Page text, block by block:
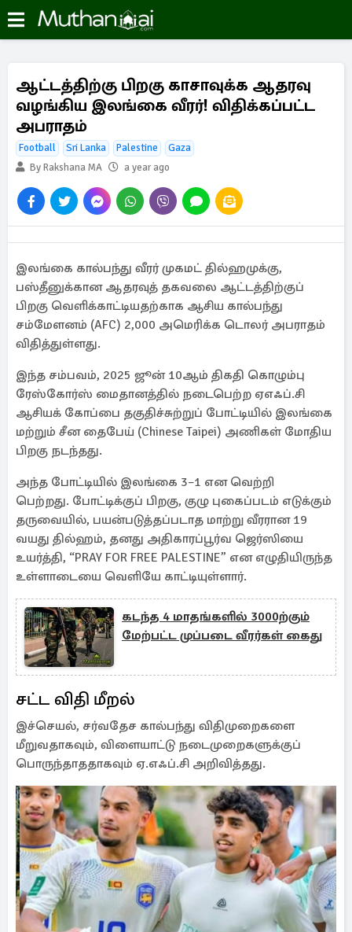
ஆட்டத்திற்கு பிறகு காசாவுக்க ஆதரவு
வழங்கிய இலங்கை வீரர்! விதிக்கப்பட்ட
அபராதம்
Football Sri Lanka Palestine
Gaza
By Rakshana MA
a year ago
இலங்கை கால்பந்து வீரர் முகமட் தில்ஹமுக்கு,
பஸ்தீனுக்கான ஆதரவுத் தகவலை ஆட்டத்திற்குப்
பிறகு வெளிக்காட்டியதற்காக ஆசிய கால்பந்து
சம்மேளனம் (AFC) 2,000 அமெரிக்க டொலர் அபராதம்
விதித்துள்ளது.
இந்த சம்பவம், 2025 ஜூன் 10ஆம் திகதி கொழும்பு
ரேஸ்கோர்ஸ் மைதானத்தில் நடைபெற்ற ஏஎஃப்.சி
ஆசியக் கோப்பை தகுதிச்சுற்றுப் போட்டியில் இலங்கை
மற்றும் சீன தைபேய் (Chinese Taipei) அணிகள் மோதிய
பிறகு நடந்தது.
அந்த போட்டியில் இலங்கை 3–1 என வெற்றி
பெற்றது. போட்டிக்குப் பிறகு, குழு புகைப்படம் எடுக்கும்
தருவையில், பயன்படுத்தப்படாத மாற்று வீரரான 19
வயது தில்ஹம், தனது அதிகாரப்பூர்வ ஜெர்ஸியை
உயர்த்தி, “PRAY FOR FREE PALESTINE” என எழுதியிருந்த
உள்ளாடையை வெளியே காட்டியுள்ளார்.
கடந்த 4 மாதங்களில் 3000ற்கும்
மேற்பட்ட முப்படை வீரர்கள் கைது
சட்ட விதி மீறல்
இச்செயல், சர்வதேச கால்பந்து விதிமுறைகளை
மீறுவதாகவும், விளையாட்டு நடைமுறைகளுக்குப்
பொருந்தாததாகவும் ஏ.எஃப்.சி அறிவித்தது.